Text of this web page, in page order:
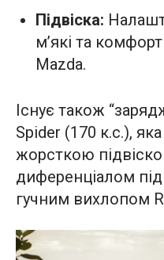
Підвіска:
м’які та
Mazda.
Існує також
Spider (170 к.с.),
жорсткою
диференціалом
гучним вихлопом